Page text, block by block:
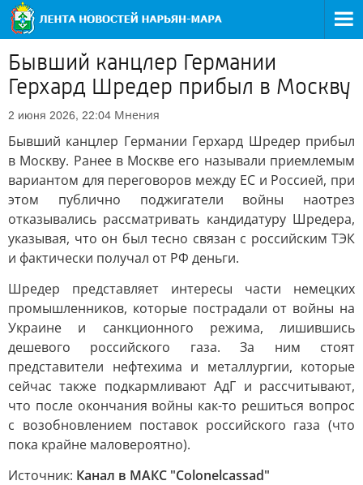
Бывший канцлер Германии
Герхард Шредер прибыл в Москву
2 июня 2026, 22:04 Мнения
Бывший канцлер Германии Герхард Шредер прибыл
в Москву. Ранее в Москве его называли приемлемым
вариантом для переговоров между ЕС и Россией, при
этом публично поджигатели войны наотрез
отказывались рассматривать кандидатуру Шредера,
указывая, что он был тесно связан с российским ТЭК
и фактически получал от РФ деньги.
Шредер представляет интересы части немецких
промышленников, которые пострадали от войны на
Украине и санкционного режима, лишившись
дешевого российского газа. За ним стоят
представители нефтехима и металлургии, которые
сейчас также подкармливают АдГ и рассчитывают,
что после окончания войны как-то решиться вопрос
с возобновлением поставок российского газа (что
пока крайне маловероятно).
Источник: Канал в МАКС "Colonelcassad"